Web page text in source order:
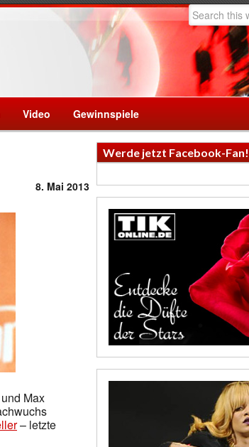
Video Gewinnspiele
8. Mai 2013
Max
– letzte
Werde jetzt Facebook-Fan!